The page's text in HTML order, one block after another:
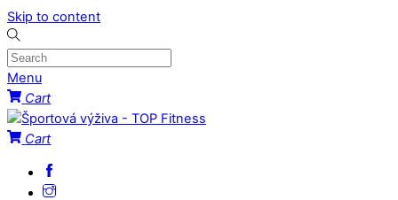
Skip to content
Menu
Cart
Cart